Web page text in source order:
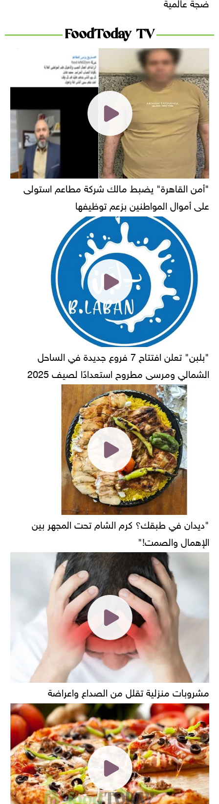
FoodToday TV
"أمن القاهرة" يضبط مالك شركة مطاعم استولى
على أموال المواطنين بزعم توظيفها
"بلبن" تعلن افتتاح 7 فروع جديدة في الساحل
الشمالي ومرسى مطروح استعدادًا لصيف 2025
"ديدان في طبقك؟ كرم الشام تحت المجهر بين
الإهمال والصمت!"
مشروبات منزلية تقلل من الصداع واعراضة